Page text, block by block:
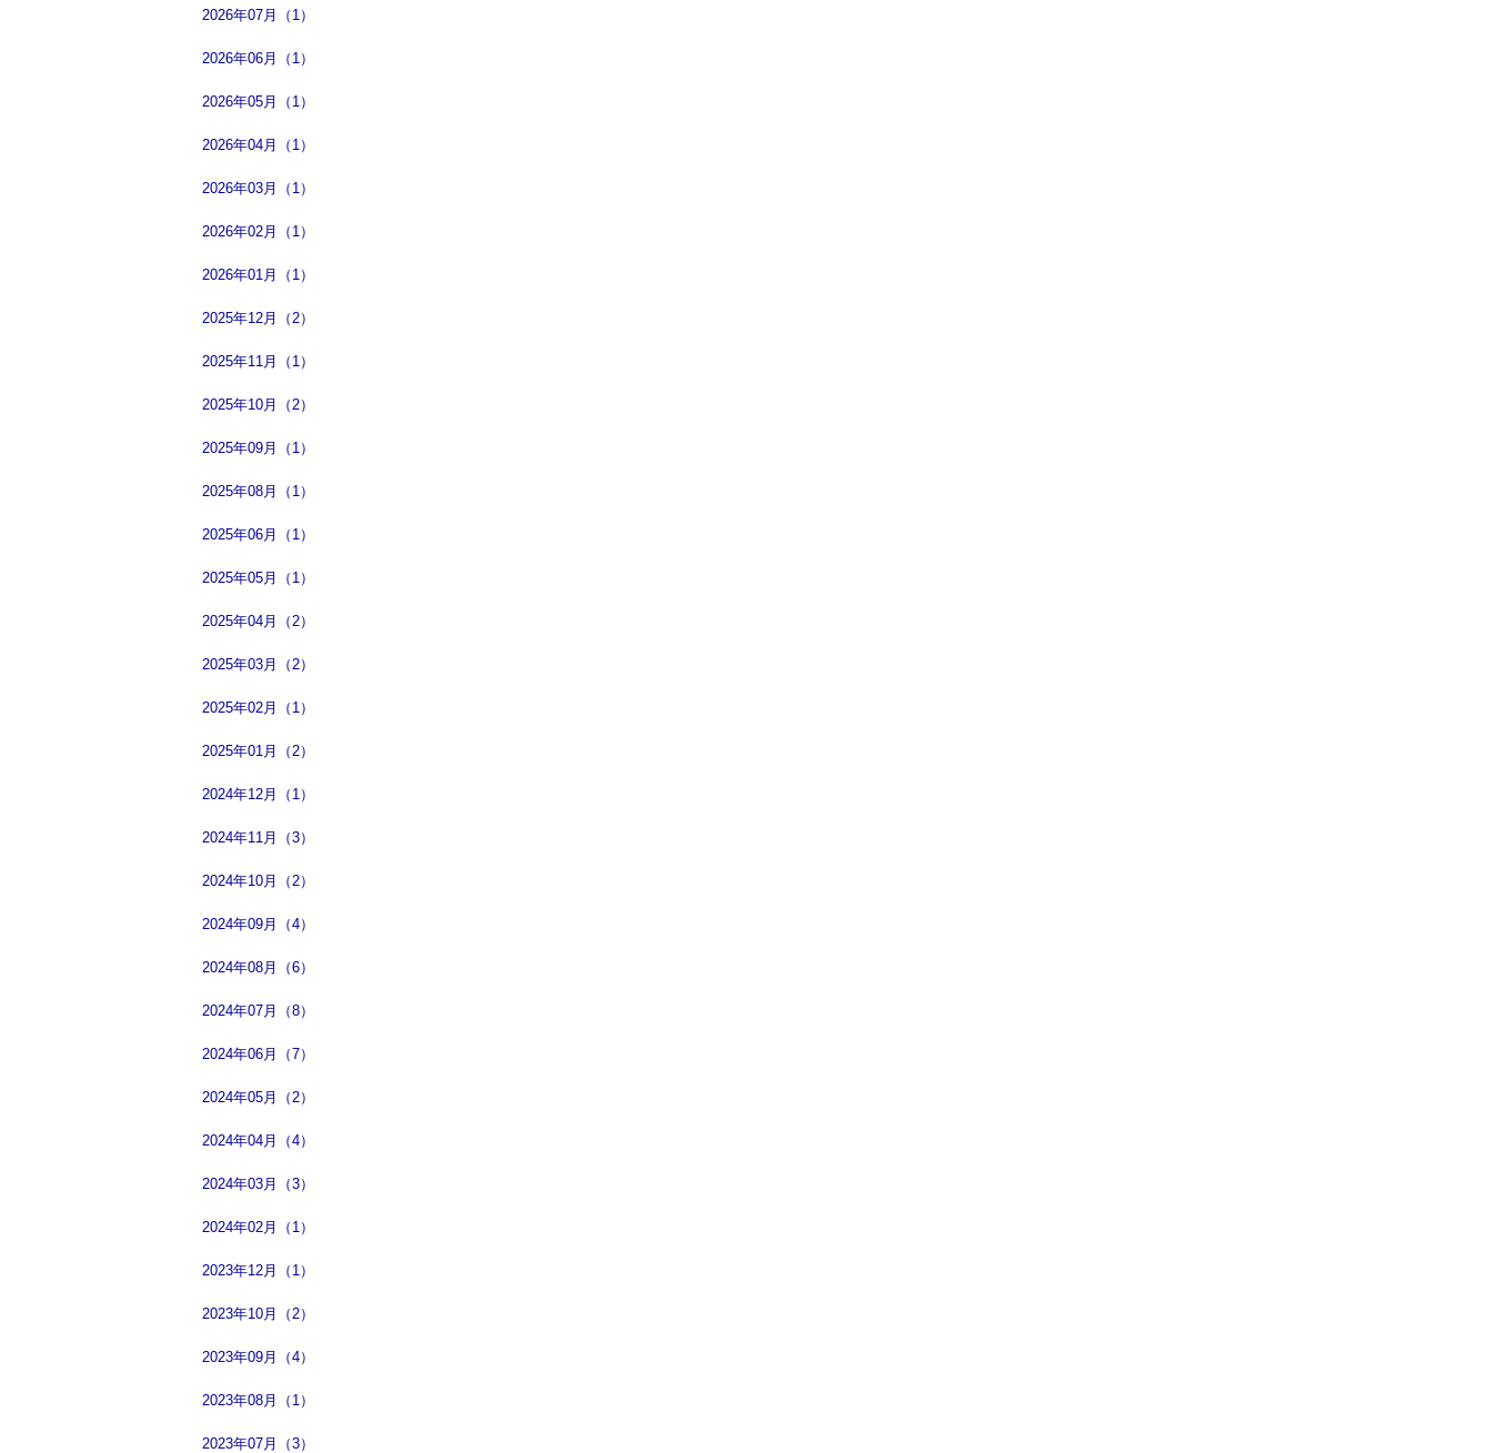
2026年07月（1）
2026年06月（1）
2026年05月（1）
2026年04月（1）
2026年03月（1）
2026年02月（1）
2026年01月（1）
2025年12月（2）
2025年11月（1）
2025年10月（2）
2025年09月（1）
2025年08月（1）
2025年06月（1）
2025年05月（1）
2025年04月（2）
2025年03月（2）
2025年02月（1）
2025年01月（2）
2024年12月（1）
2024年11月（3）
2024年10月（2）
2024年09月（4）
2024年08月（6）
2024年07月（8）
2024年06月（7）
2024年05月（2）
2024年04月（4）
2024年03月（3）
2024年02月（1）
2023年12月（1）
2023年10月（2）
2023年09月（4）
2023年08月（1）
2023年07月（3）